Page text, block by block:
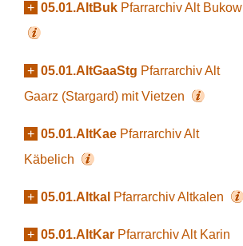
+ 05.01.AltBuk Pfarrarchiv Alt Bukow
+ 05.01.AltGaaStg Pfarrarchiv Alt
Gaarz (Stargard) mit Vietzen
+ 05.01.AltKae Pfarrarchiv Alt
Käbelich
+ 05.01.Altkal Pfarrarchiv Altkalen
+ 05.01.AltKar Pfarrarchiv Alt Karin